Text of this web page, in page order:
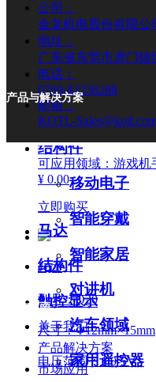
型号：N10
尺寸：Φ12×12
电压范围：1.0-5.0v
转速范围：4000-
可应用领域：游戏机
¥ 0.00
立即购买
#Q20
型号：Q20
尺寸：Φ12mm×15mm
电压范围：1.0-5V
ERM马达
扁平马
空心杯
& 实芯
结构件
移动电子
智能穿戴
智能家居
对讲机
汽车领域
家用遥控器
公司：
金龙机电股份有限公
地址：
广东省东莞市虎门镇
电话：
0769-83236288
邮箱：
KOTL-
产品与解决方案
马达
结构件
触控显示
网站指南
关于我们
产品解决方案
市场应用